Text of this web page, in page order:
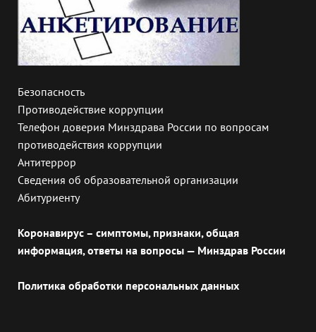
Безопасность
Противодействие коррупции
Телефон доверия Минздрава России по вопросам
противодействия коррупции
Антитеррор
Сведения об образовательной организации
Абитуриенту
Коронавирус – симптомы, признаки, общая
информация, ответы на вопросы — Минздрав России
Политика обработки персональных данных